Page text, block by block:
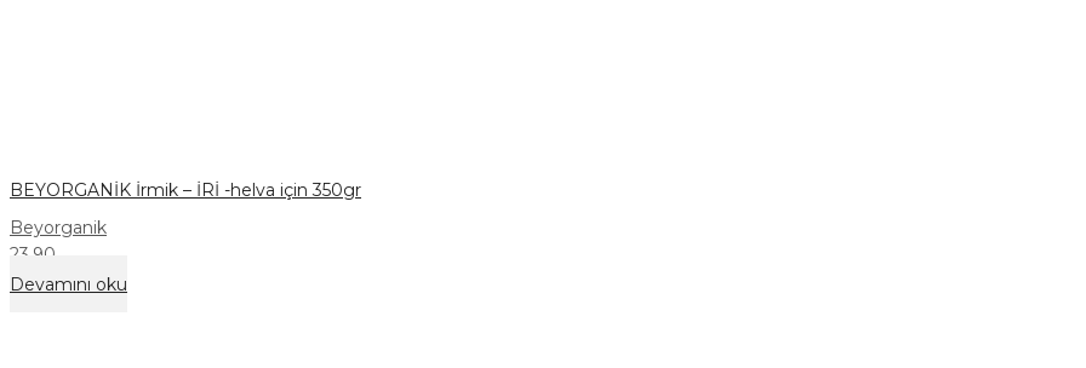
BEYORGANİK İrmik – İRİ -helva için 350gr
Beyorganik
23,90
Devamını oku